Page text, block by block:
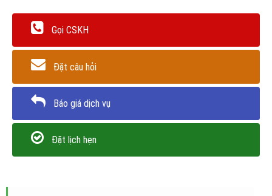
Gọi CSKH
Đặt câu hỏi
Báo giá dịch vụ
Đặt lịch hẹn